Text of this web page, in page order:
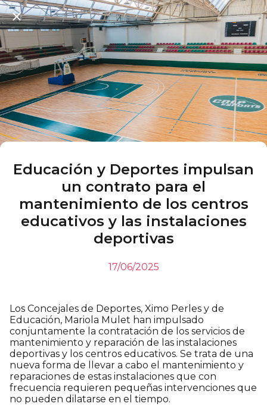
Educación y Deportes impulsan
un contrato para el
mantenimiento de los centros
educativos y las instalaciones
deportivas
17/06/2025
Los Concejales de Deportes, Ximo Perles y de
Educación, Mariola Mulet han impulsado
conjuntamente la contratación de los servicios de
mantenimiento y reparación de las instalaciones
deportivas y los centros educativos. Se trata de una
nueva forma de llevar a cabo el mantenimiento y
reparaciones de estas instalaciones que con
frecuencia requieren pequeñas intervenciones que
no pueden dilatarse en el tiempo.